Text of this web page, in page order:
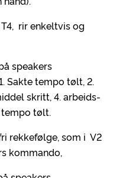
rir enkeltvis og
speakers
Sakte tempo tølt, 2.
skritt, 4. arbeids-
tølt.
rekkefølge, som i V2
kommando,